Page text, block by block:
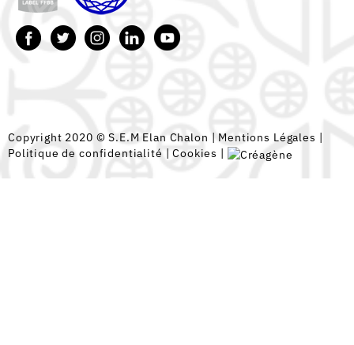
Copyright 2020 © S.E.M Elan Chalon | Mentions Légales |
Politique de confidentialité |Cookies |